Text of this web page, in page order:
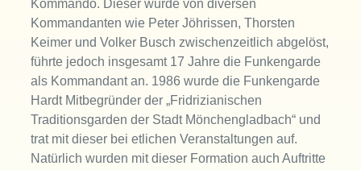
Kommando. Dieser wurde von diversen
Kommandanten wie Peter Jöhrissen, Thorsten
Keimer und Volker Busch zwischenzeitlich abgelöst,
führte jedoch insgesamt 17 Jahre die Funkengarde
als Kommandant an. 1986 wurde die Funkengarde
Hardt Mitbegründer der „Fridrizianischen
Traditionsgarden der Stadt Mönchengladbach“ und
trat mit dieser bei etlichen Veranstaltungen auf.
Natürlich wurden mit dieser Formation auch Auftritte